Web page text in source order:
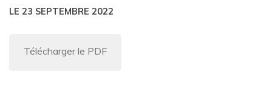
LE 23 SEPTEMBRE 2022
Télécharger le PDF